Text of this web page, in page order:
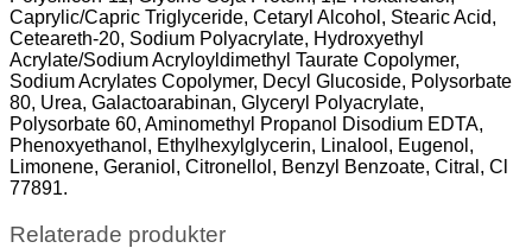
Caprylic/Capric Triglyceride, Cetaryl Alcohol, Stearic Acid,
Ceteareth-20, Sodium Polyacrylate, Hydroxyethyl
Acrylate/Sodium Acryloyldimethyl Taurate Copolymer,
Sodium Acrylates Copolymer, Decyl Glucoside, Polysorbate
80, Urea, Galactoarabinan, Glyceryl Polyacrylate,
Polysorbate 60, Aminomethyl Propanol Disodium EDTA,
Phenoxyethanol, Ethylhexylglycerin, Linalool, Eugenol,
Limonene, Geraniol, Citronellol, Benzyl Benzoate, Citral, Cl
77891.
Relaterade produkter